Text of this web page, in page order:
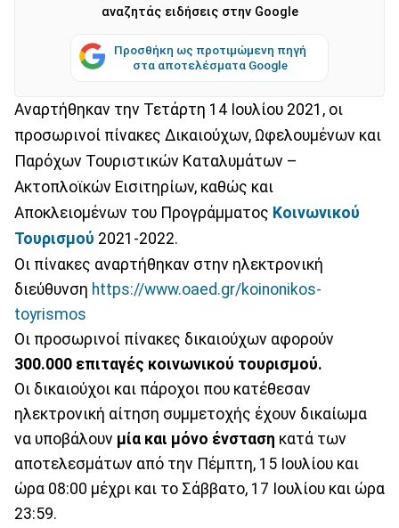
αναζητάς ειδήσεις στην Google
Προσθήκη ως προτιμώμενη πηγή
στα αποτελέσματα Google
Αναρτήθηκαν την Τετάρτη 14 Ιουλίου 2021, οι
προσωρινοί πίνακες Δικαιούχων, Ωφελουμένων και
Παρόχων Τουριστικών Καταλυμάτων –
Ακτοπλοϊκών Εισιτηρίων, καθώς και
Αποκλειομένων του Προγράμματος Κοινωνικού
Τουρισμού 2021-2022.
Οι πίνακες αναρτήθηκαν στην ηλεκτρονική
διεύθυνση https://www.oaed.gr/koinonikos-
toyrismos
Οι προσωρινοί πίνακες δικαιούχων αφορούν
300.000 επιταγές κοινωνικού τουρισμού.
Οι δικαιούχοι και πάροχοι που κατέθεσαν
ηλεκτρονική αίτηση συμμετοχής έχουν δικαίωμα
να υποβάλουν μία και μόνο ένσταση κατά των
αποτελεσμάτων από την Πέμπτη, 15 Ιουλίου και
ώρα 08:00 μέχρι και το Σάββατο, 17 Ιουλίου και ώρα
23:59.